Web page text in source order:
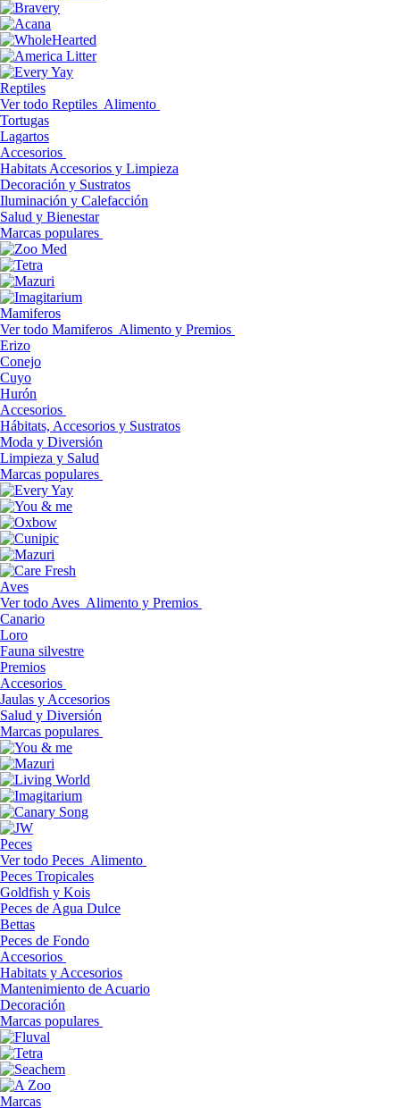
Reptiles
Ver todo Reptiles Alimento
Tortugas
Lagartos
Accesorios
Habitats Accesorios y Limpieza
Decoración y Sustratos
Iluminación y Calefacción
Salud y Bienestar
Marcas populares
Mamiferos
Ver todo Mamiferos Alimento y Premios
Erizo
Conejo
Cuyo
Hurón
Accesorios
Hábitats, Accesorios y Sustratos
Moda y Diversión
Limpieza y Salud
Marcas populares
Aves
Ver todo Aves Alimento y Premios
Canario
Loro
Fauna silvestre
Premios
Accesorios
Jaulas y Accesorios
Salud y Diversión
Marcas populares
Peces
Ver todo Peces Alimento
Peces Tropicales
Goldfish y Kois
Peces de Agua Dulce
Bettas
Peces de Fondo
Accesorios
Habitats y Accesorios
Mantenimiento de Acuario
Decoración
Marcas populares
Marcas